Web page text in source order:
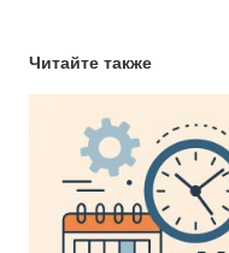
Читайте также